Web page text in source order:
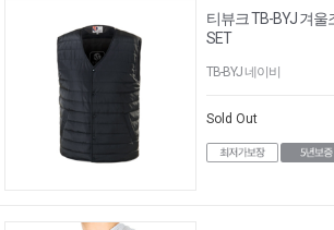
티뷰크 TB-BYJ 겨
SET
TB-BYJ 네이비
Sold Out